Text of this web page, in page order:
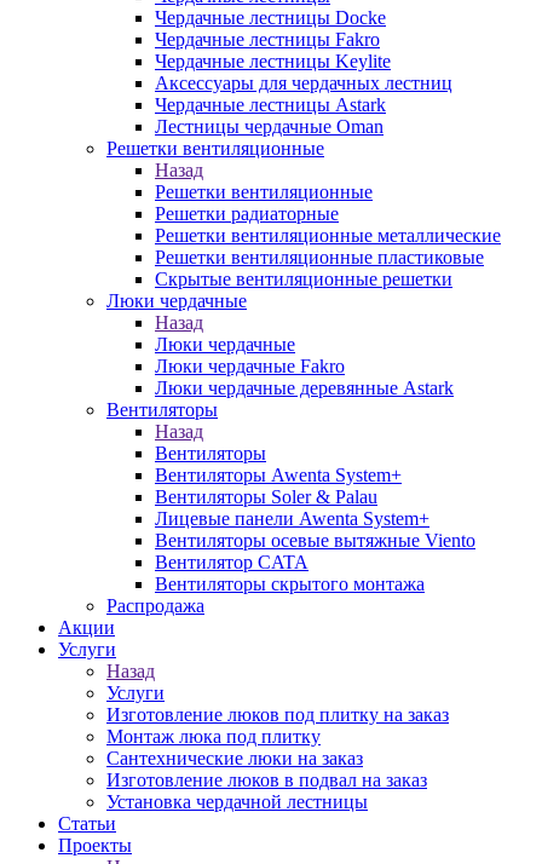
Чердачные лестницы Docke
Чердачные лестницы Fakro
Чердачные лестницы Keylite
Аксессуары для чердачных лестниц
Чердачные лестницы Astark
Лестницы чердачные Oman
Решетки вентиляционные
Назад
Решетки вентиляционные
Решетки радиаторные
Решетки вентиляционные металлические
Решетки вентиляционные пластиковые
Скрытые вентиляционные решетки
Люки чердачные
Назад
Люки чердачные
Люки чердачные Fakro
Люки чердачные деревянные Astark
Вентиляторы
Назад
Вентиляторы
Вентиляторы Awenta System+
Вентиляторы Soler & Palau
Лицевые панели Awenta System+
Вентиляторы осевые вытяжные Viento
Вентилятор CATA
Вентиляторы скрытого монтажа
Распродажа
Акции
Услуги
Назад
Услуги
Изготовление люков под плитку на заказ
Монтаж люка под плитку
Сантехнические люки на заказ
Изготовление люков в подвал на заказ
Установка чердачной лестницы
Статьи
Проекты